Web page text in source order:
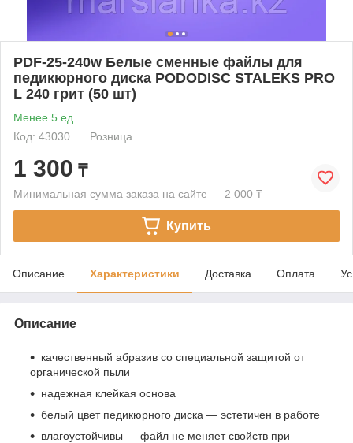
PDF-25-240w Белые сменные файлы для
педикюрного диска PODODISC STALEKS PRO
L 240 грит (50 шт)
Менее 5 ед.
Код: 43030
Розница
1 300 ₸
Минимальная сумма заказа на сайте — 2 000 ₸
Купить
Описание Характеристики Доставка Оплата
Описание
качественный абразив со специальной защитой от
органической пыли
надежная клейкая основа
белый цвет педикюрного диска — эстетичен в работе
влагоустойчивы — файл не меняет свойств при